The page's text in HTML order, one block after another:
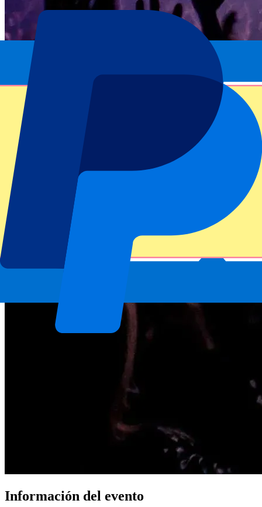
Información del evento